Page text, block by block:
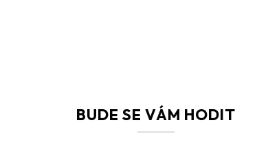
BUDE SE VÁM HODIT